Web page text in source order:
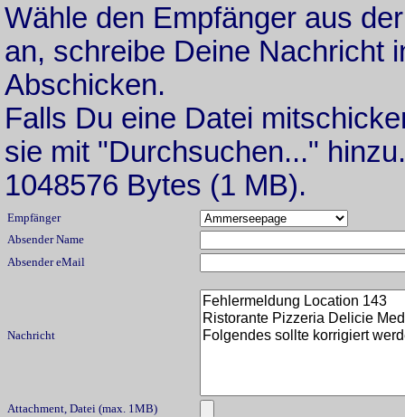
Wähle den Empfänger aus
an, schreibe Deine Nachricht
Abschicken.
Falls Du eine Datei
sie mit "Durchsuchen..."
1048576 Bytes (1 MB).
Empfänger
Absender Name
Absender eMail
Nachricht
Attachment, Datei (max. 1MB)